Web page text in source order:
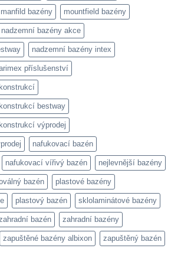
manfild bazény mountfield bazény
nadzemní bazény akce
nadzemní bazény intex
příslušenství
bestway
výprodej
nafukovací bazén
nafukovací vířivý bazén nejlevnější bazény
bazén plastové bazény
plastový bazén sklolaminátové bazény
bazén zahradní bazény
zapuštěné bazény albixon zapuštěný bazén